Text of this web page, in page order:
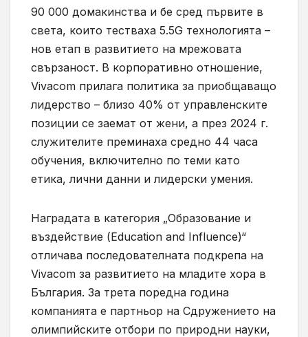
90 000 домакинства и бе сред първите в
света, които тестваха 5.5G технологията –
нов етап в развитието на мрежовата
свързаност. В корпоративно отношение,
Vivacom прилага политика за приобщаващо
лидерство – близо 40% от управленските
позиции се заемат от жени, а през 2024 г.
служителите преминаха средно 44 часа
обучения, включително по теми като
етика, лични данни и лидерски умения.
Наградата в категория „Образование и
въздействие (Education and Influence)“
отличава последователната подкрепа на
Vivacom за развитието на младите хора в
България. За трета поредна година
компанията е партньор на Сдружението на
олимпийските отбори по природни науки,